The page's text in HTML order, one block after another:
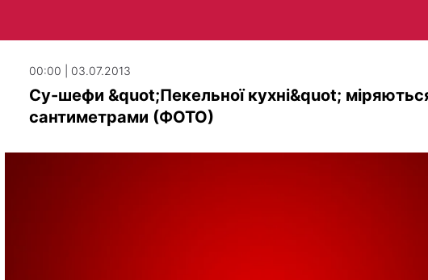
00:00 | 03.07.2013
Су-шефи &quot;Пекельної кухні&quot;
сантиметрами (ФОТО)